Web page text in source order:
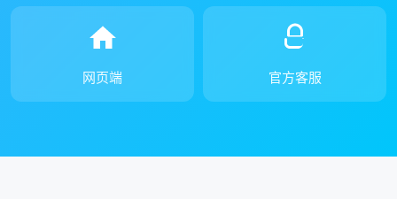
网页端 官方客服